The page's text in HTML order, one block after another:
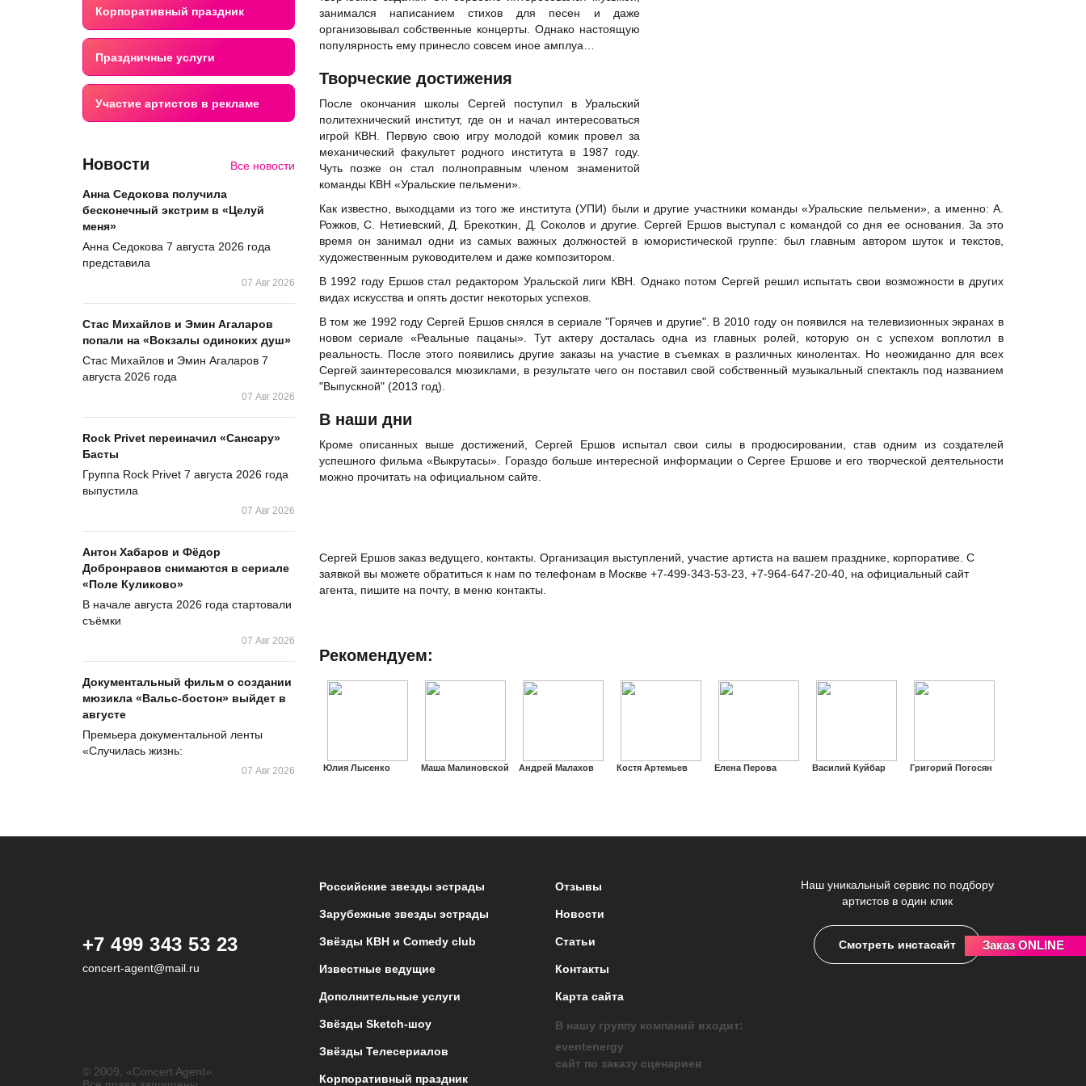
Корпоративный праздник
Праздничные услуги
Участие артистов в рекламе
Новости Все новости
Анна Седокова получила
бесконечный экстрим в «Целуй
меня»
Анна Седокова 7 августа 2026 года
представила
07 Авг 2026
Стас Михайлов и Эмин Агаларов
попали на «Вокзалы одиноких душ»
Стас Михайлов и Эмин Агаларов 7
августа 2026 года
07 Авг 2026
Rock Privet переиначил «Сансару»
Басты
Группа Rock Privet 7 августа 2026 года
выпустила
07 Авг 2026
Антон Хабаров и Фёдор
Добронравов снимаются в сериале
«Поле Куликово»
В начале августа 2026 года стартовали
съёмки
07 Авг 2026
Документальный фильм о создании
мюзикла «Вальс-бостон» выйдет в
августе
Премьера документальной ленты
«Случилась жизнь:
07 Авг 2026
занимался написанием стихов для песен и даже
организовывал собственные концерты. Однако настоящую
популярность ему принесло совсем иное амплуа…
Творческие достижения
После окончания школы Сергей поступил в Уральский
политехнический институт, где он и начал интересоваться
игрой КВН. Первую свою игру молодой комик провел за
механический факультет родного института в 1987 году.
Чуть позже он стал полноправным членом знаменитой
команды КВН «Уральские пельмени».
Как известно, выходцами из того же института (УПИ) были и другие участники команды «Уральские пельмени», а именно:А.
Рожков, С. Нетиевский, Д. Брекоткин, Д. Соколов и другие. Сергей Ершов выступал с командой со дня ее основания. За это
время он занимал одни из самых важных должностей в юмористической группе: был главным автором шуток и текстов,
художественным руководителем и даже композитором.
В 1992 году Ершов стал редактором Уральской лиги КВН. Однако потом Сергей решил испытать свои возможности в других
видах искусства и опять достиг некоторых успехов.
В том же 1992 году Сергей Ершов снялся в сериале "Горячев и другие". В 2010 году он появился на телевизионных экранах в
новом сериале «Реальные пацаны». Тут актеру досталась одна из главных ролей, которую он с успехом воплотил в
реальность. После этого появились другие заказы на участие в съемках в различных кинолентах. Но неожиданно для всех
Сергей заинтересовался мюзиклами, в результате чего он поставил свой собственный музыкальный спектакль под названием
"Выпускной" (2013 год).
В наши дни
Кроме описанных выше достижений, Сергей Ершов испытал свои силы в продюсировании, став одним из создателей
успешного фильма «Выкрутасы». Гораздо больше интересной информации о Сергее Ершове и его творческой деятельности
можно прочитать на официальном сайте.
Заказ ONLINE
Сергей Ершов заказ ведущего, контакты. Организация выступлений, участие артиста на вашем празднике, корпоративе. С
заявкой вы можете обратиться к нам по телефонам в Москве +7-499-343-53-23, +7-964-647-20-40, на официальный сайт
агента, пишите на почту, в меню контакты.
Рекомендуем:
Юлия Лысенко Маша Малиновской Андрей Малахов Костя Артемьев Елена Перова Василий Куйбар Григорий Погосян
+7 499 343 53 23
concert-agent@mail.ru
© 2009, «Concert Agent».
Российские звезды эстрады
Зарубежные звезды эстрады
Звёзды КВН и Comedy club
Известные ведущие
Дополнительные услуги
Звёзды Sketch-шоу
Звёзды Телесериалов
Корпоративный праздник
Отзывы
Новости
Статьи
Контакты
Карта сайта
Наш уникальный сервис по подбору
артистов в один клик
Смотреть инстасайт
В нашу группу компаний входит:
eventenergy
сайт по заказу сценариев